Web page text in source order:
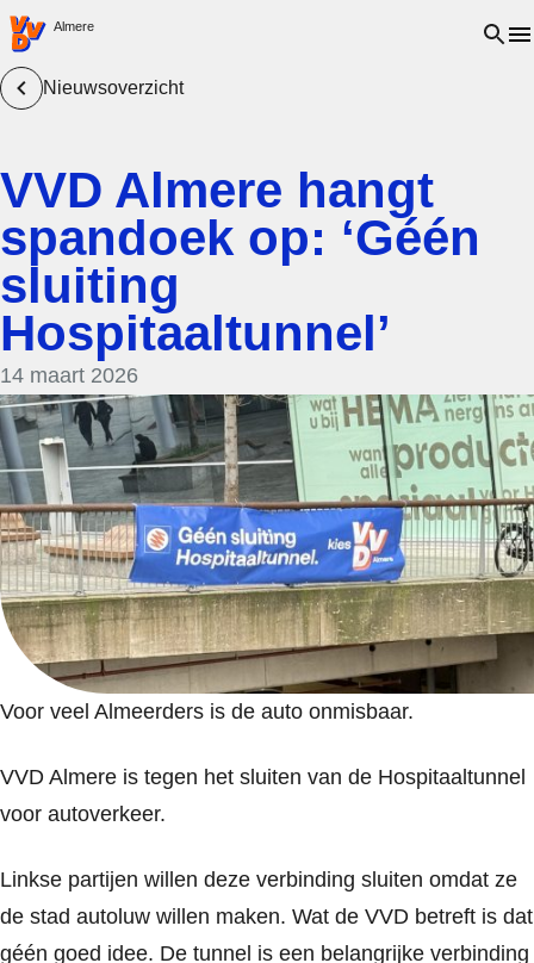
VVD.nl - Ga naar de homepage
Almere Open
Nieuwsoverzicht
VVD Almere hangt
spandoek op: ‘Géén
sluiting
Hospitaaltunnel’
14 maart 2026
Voor veel Almeerders is de auto onmisbaar.
VVD Almere is tegen het sluiten van de Hospitaaltunnel
voor autoverkeer.
Linkse partijen willen deze verbinding sluiten omdat ze
de stad autoluw willen maken. Wat de VVD betreft is dat
géén goed idee. De tunnel is een belangrijke verbinding